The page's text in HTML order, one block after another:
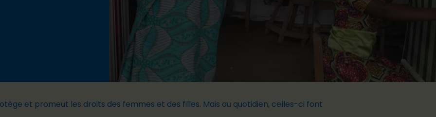
et promeut les droits des femmes et des filles. Mais au quotidien, celles-ci font